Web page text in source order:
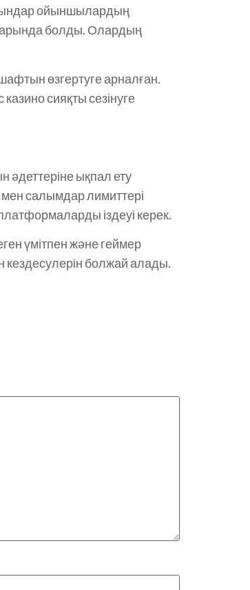
ойыншылардың
болды. Олардың
өзгертуге арналған.
сияқты сезінуге
әдеттеріне ықпал ету
салымдар лимиттері
іздеуі керек.
үмітпен және геймер
кездесулерін болжай алады.